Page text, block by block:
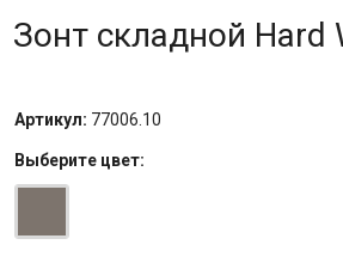
Зонт складной Hard
Артикул: 77006.10
Выберите цвет: